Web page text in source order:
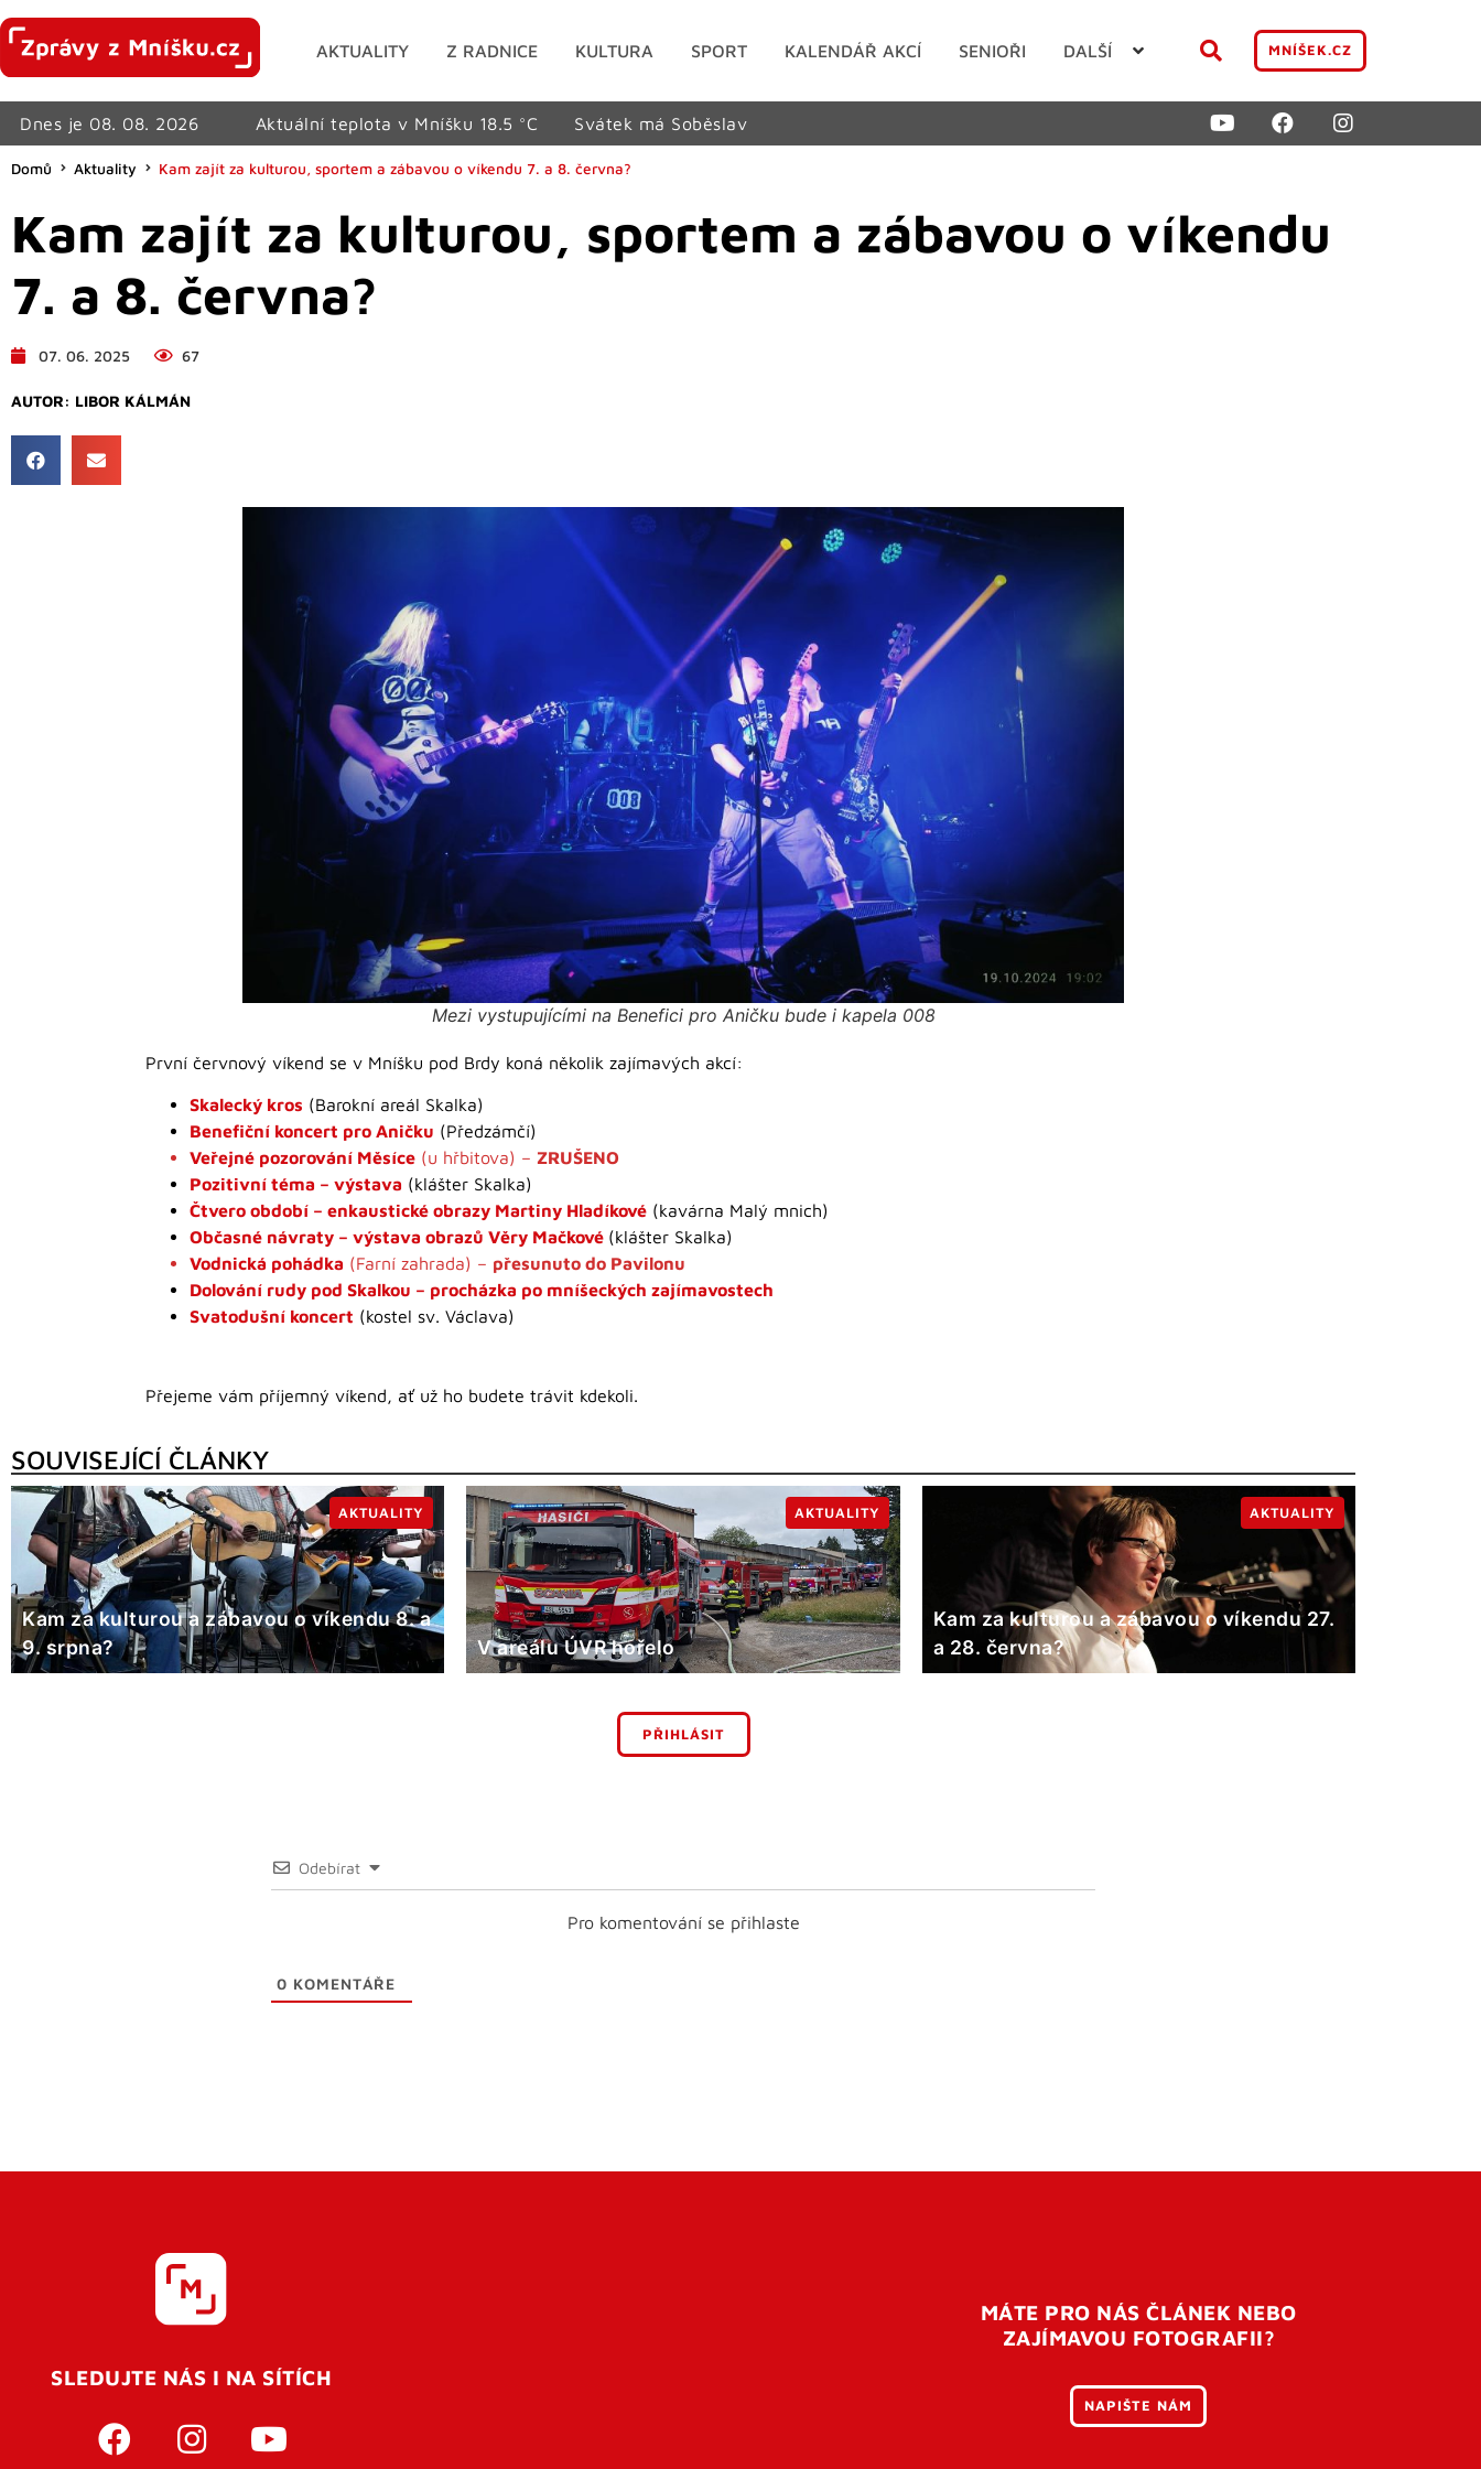
AKTUALITY Z RADNICE KULTURA SPORT KALENDÁŘ AKCÍ SENIOŘI DALŠÍ MNÍŠEK.CZ
Dnes je 08. 08. 2026 Aktuální teplota v Mníšku 18.5 °C Svátek má Soběslav
Domů Aktuality Kam zajít za kulturou, sportem a zábavou o víkendu 7. a 8. června?
Kam zajít za kulturou, sportem a zábavou o víkendu
7. a 8. června?
07. 06. 2025 67
AUTOR: LIBOR KÁLMÁN
Mezi vystupujícími na Benefici pro Aničku bude i kapela 008
První červnový víkend se v Mníšku pod Brdy koná několik zajímavých akcí:
Skalecký kros (Barokní areál Skalka)
Benefiční koncert pro Aničku (Předzámčí)
Veřejné pozorování Měsíce (u hřbitova) – ZRUŠENO
Pozitivní téma – výstava (klášter Skalka)
Čtvero období – enkaustické obrazy Martiny Hladíkové (kavárna Malý mnich)
Občasné návraty – výstava obrazů Věry Mačkové (klášter Skalka)
Vodnická pohádka (Farní zahrada) – přesunuto do Pavilonu
Dolování rudy pod Skalkou – procházka po mníšeckých zajímavostech
Svatodušní koncert (kostel sv. Václava)
Přejeme vám příjemný víkend, ať už ho budete trávit kdekoli.
SOUVISEJÍCÍ ČLÁNKY
Kam za kulturou a zábavou o víkendu 8. a
9. srpna?
AKTUALITY
V areálu ÚVR hořelo
AKTUALITY
Kam za kulturou a zábavou o víkendu 27.
a 28. června?
AKTUALITY
PŘIHLÁSIT
Odebírat
Pro komentování se přihlaste
0 KOMENTÁŘE
SLEDUJTE NÁS I NA SÍTÍCH
MÁTE PRO NÁS ČLÁNEK NEBO
ZAJÍMAVOU FOTOGRAFII?
NAPIŠTE NÁM